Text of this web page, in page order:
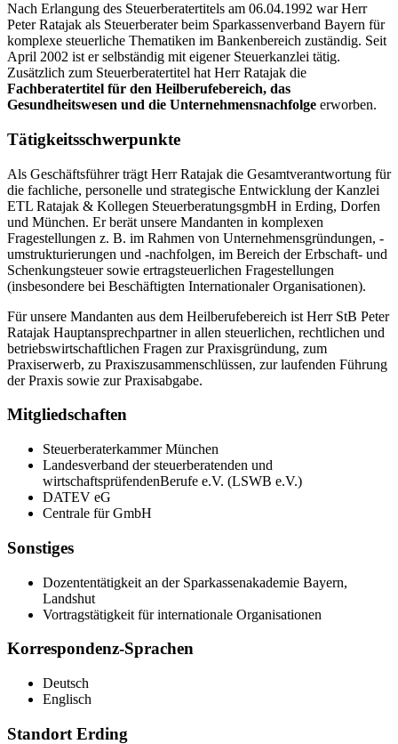
Nach Erlangung des Steuerberatertitels am 06.04.1992 war Herr
Peter Ratajak als Steuerberater beim Sparkassenverband Bayern für
komplexe steuerliche Thematiken im Bankenbereich zuständig. Seit
April 2002 ist er selbständig mit eigener Steuerkanzlei tätig.
Zusätzlich zum Steuerberatertitel hat Herr Ratajak die
Fachberatertitel für den Heilberufebereich, das
Gesundheitswesen und die Unternehmensnachfolge erworben.
Tätigkeitsschwerpunkte
Als Geschäftsführer trägt Herr Ratajak die Gesamtverantwortung für
die fachliche, personelle und strategische Entwicklung der Kanzlei
ETL Ratajak & Kollegen SteuerberatungsgmbH in Erding, Dorfen
und München. Er berät unsere Mandanten in komplexen
Fragestellungen z. B. im Rahmen von Unternehmensgründungen, -
umstrukturierungen und -nachfolgen, im Bereich der Erbschaft- und
Schenkungsteuer sowie ertragsteuerlichen Fragestellungen
(insbesondere bei Beschäftigten Internationaler Organisationen).
Für unsere Mandanten aus dem Heilberufebereich ist Herr StB Peter
Ratajak Hauptansprechpartner in allen steuerlichen, rechtlichen und
betriebswirtschaftlichen Fragen zur Praxisgründung, zum
Praxiserwerb, zu Praxiszusammenschlüssen, zur laufenden Führung
der Praxis sowie zur Praxisabgabe.
Mitgliedschaften
Steuerberaterkammer München
Landesverband der steuerberatenden und
wirtschaftsprüfendenBerufe e.V. (LSWB e.V.)
DATEV eG
Centrale für GmbH
Sonstiges
Dozententätigkeit an der Sparkassenakademie Bayern,
Landshut
Vortragstätigkeit für internationale Organisationen
Korrespondenz-Sprachen
Deutsch
Englisch
Standort Erding